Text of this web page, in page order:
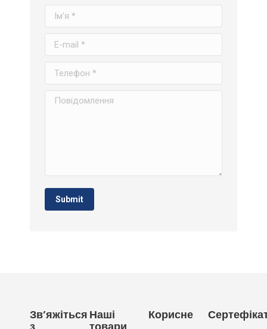
Ім'я *
E-mail *
Телефон *
Повідомлення
Submit
Зв’яжіться Наші
Корисне